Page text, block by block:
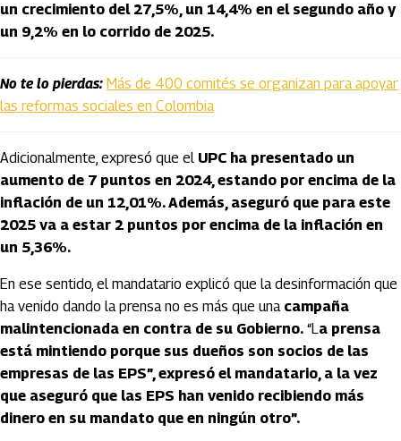
un crecimiento del 27,5%, un 14,4% en el segundo año y
un 9,2% en lo corrido de 2025.
No te lo pierdas: Más de 400 comités se organizan para apoyar
las reformas sociales en Colombia
Adicionalmente, expresó que el UPC ha presentado un
aumento de 7 puntos en 2024, estando por encima de la
inflación de un 12,01%. Además, aseguró que para este
2025 va a estar 2 puntos por encima de la inflación en
un 5,36%.
En ese sentido, el mandatario explicó que la desinformación que
ha venido dando la prensa no es más que una campaña
malintencionada en contra de su Gobierno. “La prensa
está mintiendo porque sus dueños son socios de las
empresas de las EPS”, expresó el mandatario, a la vez
que aseguró que las EPS han venido recibiendo más
dinero en su mandato que en ningún otro”.